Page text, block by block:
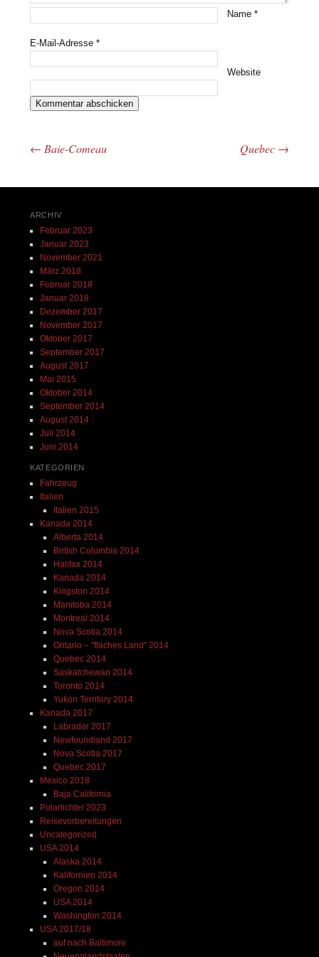
Name*
E-Mail-Adresse*
Website
← Baie-Comeau Quebec →
ARCHIV
Februar 2023
Januar 2023
November 2021
März 2018
Februar 2018
Januar 2018
Dezember 2017
November 2017
Oktober 2017
September 2017
August 2017
Mai 2015
Oktober 2014
September 2014
August 2014
Juli 2014
Juni 2014
KATEGORIEN
Fahrzeug
Italien
Italien 2015
Kanada 2014
Alberta 2014
British Columbia 2014
Halifax 2014
Kanada 2014
Kingston 2014
Manitoba 2014
Montreal 2014
Nova Scotia 2014
Ontario – "flaches Land" 2014
Quebec 2014
Saskatchewan 2014
Toronto 2014
Yukon Territory 2014
Kanada 2017
Labrador 2017
Newfoundland 2017
Nova Scotia 2017
Quebec 2017
Mexico 2018
Baja California
Polarlichter 2023
Reisevorbereitungen
Uncategorized
USA 2014
Alaska 2014
Kalifornien 2014
Oregon 2014
USA 2014
Washington 2014
USA 2017/18
auf nach Baltimore